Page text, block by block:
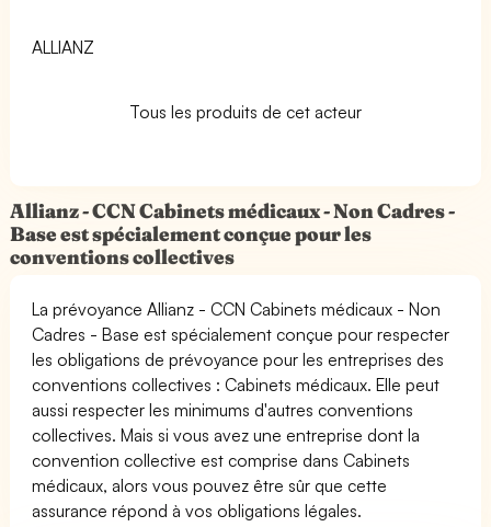
ALLIANZ
Tous les produits de cet acteur
Allianz - CCN Cabinets médicaux - Non Cadres -
Base est spécialement conçue pour les
conventions collectives
La prévoyance Allianz - CCN Cabinets médicaux - Non
Cadres - Base est spécialement conçue pour respecter
les obligations de prévoyance pour les entreprises des
conventions collectives : Cabinets médicaux. Elle peut
aussi respecter les minimums d'autres conventions
collectives. Mais si vous avez une entreprise dont la
convention collective est comprise dans Cabinets
médicaux, alors vous pouvez être sûr que cette
assurance répond à vos obligations légales.